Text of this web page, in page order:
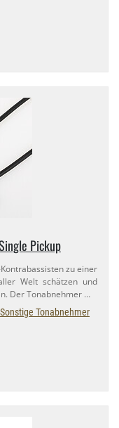
Pickup
zu einer
Welt schätzen und
Der Tonabnehmer …
Tonabnehmer